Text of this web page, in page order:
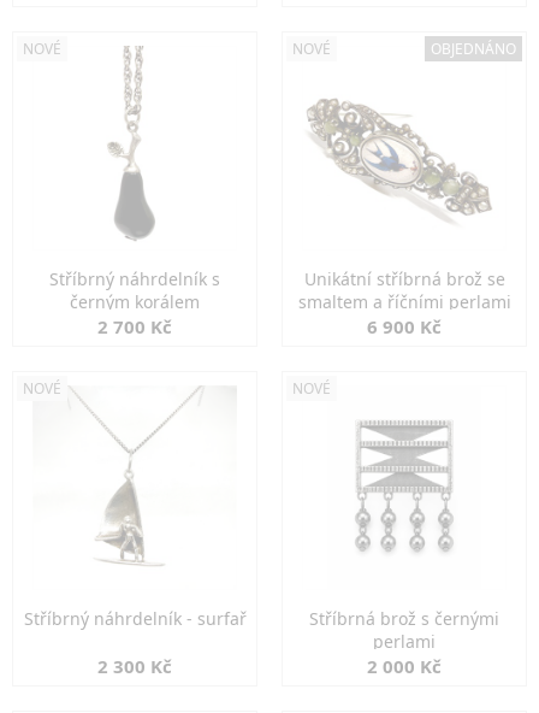
NOVÉ
Stříbrný náhrdelník s
černým korálem
2 700 Kč
NOVÉ OBJEDNÁNO
Unikátní stříbrná brož se
smaltem a říčními perlami
6 900 Kč
NOVÉ
Stříbrný náhrdelník - surfař
2 300 Kč
NOVÉ
Stříbrná brož s černými
perlami
2 000 Kč